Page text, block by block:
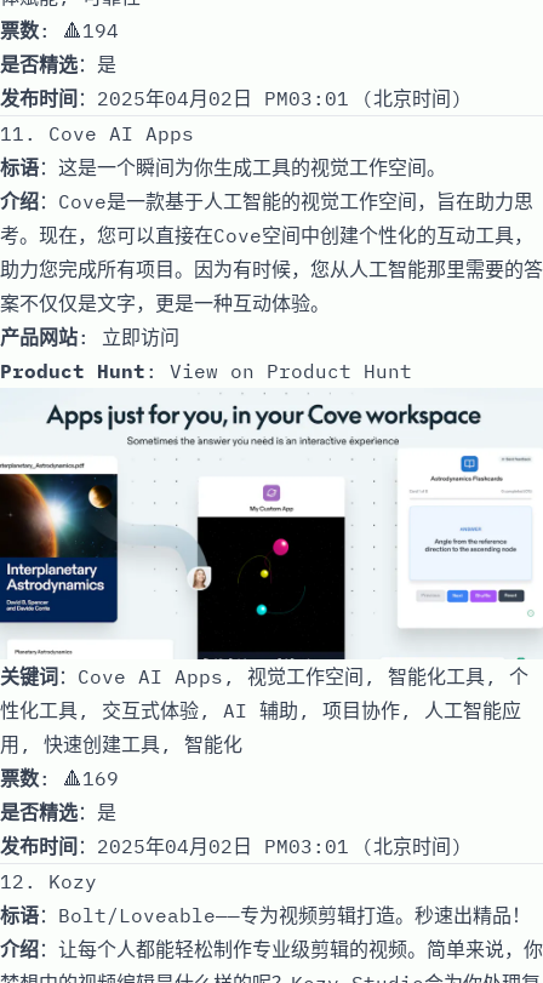
票数: 🔺194
是否精选：是
发布时间 ：2025年04月02日 PM03:01 (北京时间)
11. Cove AI Apps
标语：这是一个瞬间为你生成工具的视觉工作空间。
介绍：Cove是一款基于人工智能的视觉工作空间，旨在助力思
考。现在，您可以直接在Cove空间中创建个性化的互动工具，
助力您完成所有项目。因为有时候，您从人工智能那里需要的答
案不仅仅是文字，更是一种互动体验。
产品网站: 立即访问
Product Hunt : View on Product Hunt
关键词：Cove AI Apps, 视觉工作空间, 智能化工具, 个
性化工具, 交互式体验, AI 辅助, 项目协作, 人工智能应
用, 快速创建工具, 智能化
票数: 🔺169
是否精选：是
发布时间 ：2025年04月02日 PM03:01 (北京时间)
12. Kozy
标语：Bolt/Loveable——专为视频剪辑打造。秒速出精品！
介绍：让每个人都能轻松制作专业级剪辑的视频。简单来说，你